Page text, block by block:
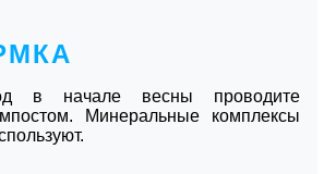
в начале весны проводите
Минеральные комплексы